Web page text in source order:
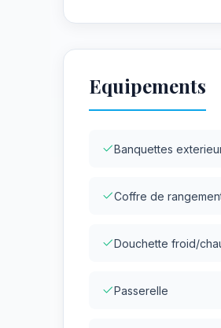
Equipements
Banquettes
Coffre de
Douchette froid/
Passerelle